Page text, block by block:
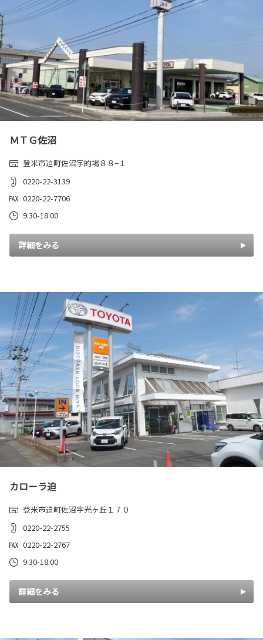
ＭＴＧ佐沼
登米市迫町佐沼字的場８８−１
0220-22-3139
0220-22-7706
9:30-18:00
詳細をみる
カローラ迫
登米市迫町佐沼字光ヶ丘１７０
0220-22-2755
0220-22-2767
9:30-18:00
詳細をみる